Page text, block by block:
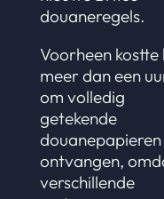
douaneregels.
Voorheen kostte
meer dan een
om volledig
getekende
ontvangen,
verschillende